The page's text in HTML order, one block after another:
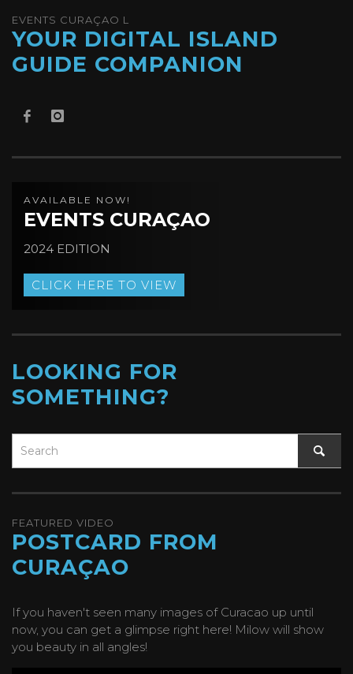
EVENTS CURAÇAO L
YOUR DIGITAL ISLAND
GUIDE COMPANION
AVAILABLE NOW!
EVENTS CURAÇAO
2024 EDITION
CLICK HERE TO VIEW
LOOKING FOR
SOMETHING?
FEATURED VIDEO
POSTCARD FROM
CURAÇAO
If you haven't seen many images of Curacao up until
now, you can get a glimpse right here! Milow will show
you beauty in all angles!